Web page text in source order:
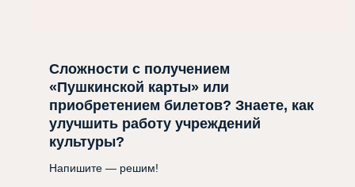
Сложности с получением
«Пушкинской карты» или
приобретением билетов? Знаете, как
улучшить работу учреждений
культуры?
Напишите — решим!